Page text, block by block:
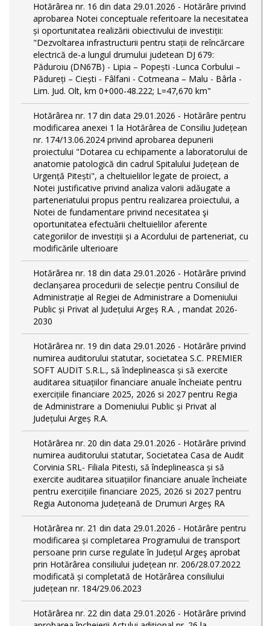
Hotărârea nr. 16 din data 29.01.2026 - Hotărâre privind
aprobarea Notei conceptuale referitoare la necesitatea
și oportunitatea realizării obiectivului de investiții:
"Dezvoltarea infrastructurii pentru stații de reîncărcare
electrică de-a lungul drumului judetean DJ 679:
Păduroiu (DN67B) - Lipia – Popești -Lunca Corbului –
Pădureți – Ciești - Fâlfani - Cotmeana – Malu - Bârla -
Lim. Jud. Olt, km 0+000-48.222; L=47,670 km"
Hotărârea nr. 17 din data 29.01.2026 - Hotărâre pentru
modificarea anexei 1 la Hotărârea de Consiliu Județean
nr. 174/13.06.2024 privind aprobarea depunerii
proiectului "Dotarea cu echipamente a laboratorului de
anatomie patologică din cadrul Spitalului Județean de
Urgență Pitești", a cheltuielilor legate de proiect, a
Notei justificative privind analiza valorii adăugate a
parteneriatului propus pentru realizarea proiectului, a
Notei de fundamentare privind necesitatea şi
oportunitatea efectuării cheltuielilor aferente
categoriilor de investiții și a Acordului de parteneriat, cu
modificările ulterioare
Hotărârea nr. 18 din data 29.01.2026 - Hotărâre privind
declanșarea procedurii de selecție pentru Consiliul de
Administrație al Regiei de Administrare a Domeniului
Public și Privat al Județului Argeș R.A. , mandat 2026-
2030
Hotărârea nr. 19 din data 29.01.2026 - Hotărâre privind
numirea auditorului statutar, societatea S.C. PREMIER
SOFT AUDIT S.R.L., să îndeplineasca și să exercite
auditarea situațiilor financiare anuale încheiate pentru
exercițiile financiare 2025, 2026 si 2027 pentru Regia
de Administrare a Domeniului Public și Privat al
Județului Argeș R.A.
Hotărârea nr. 20 din data 29.01.2026 - Hotărâre privind
numirea auditorului statutar, Societatea Casa de Audit
Corvinia SRL- Filiala Pitesti, să îndeplineasca și să
exercite auditarea situațiilor financiare anuale încheiate
pentru exercițiile financiare 2025, 2026 si 2027 pentru
Regia Autonoma Județeană de Drumuri Argeș RA
Hotărârea nr. 21 din data 29.01.2026 - Hotărâre pentru
modificarea și completarea Programului de transport
persoane prin curse regulate în Județul Argeş aprobat
prin Hotărârea consiliului județean nr. 206/28.07.2022
modificată și completată de Hotărârea consiliului
județean nr. 184/29.06.2023
Hotărârea nr. 22 din data 29.01.2026 - Hotărâre privind